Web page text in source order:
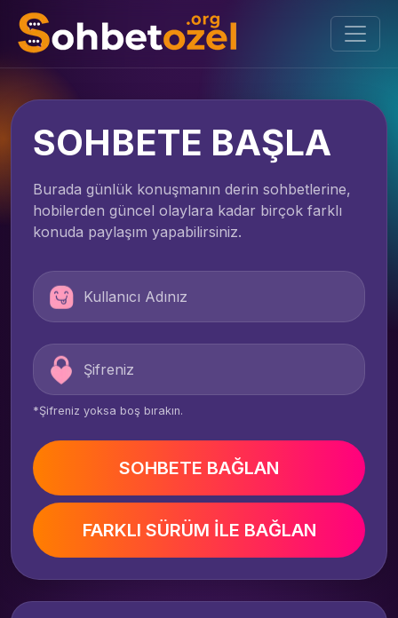
SOHBETE BAŞLA
Burada günlük konuşmanın derin sohbetlerine,
hobilerden güncel olaylara kadar birçok farklı
konuda paylaşım yapabilirsiniz.
*Şifreniz yoksa boş bırakın.
SOHBETE BAĞLAN
FARKLI SÜRÜM İLE BAĞLAN